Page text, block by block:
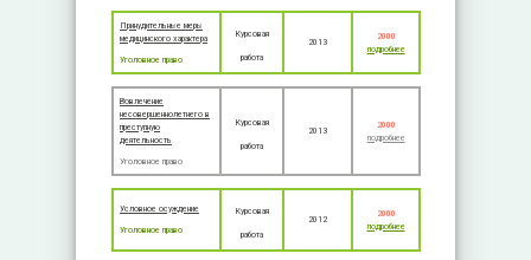
Принудительные меры
медицинского характера
Уголовное право
Курсовая
работа
2013
2000
подробнее
Вовлечение
несовершеннолетнего в
преступную
деятельность
Уголовное право
Курсовая
работа
2013
2000
подробнее
Условное осуждение
Уголовное право
Курсовая
работа
2012
2000
подробнее